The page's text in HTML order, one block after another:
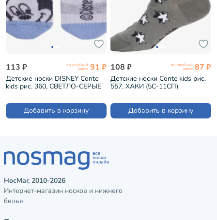
113 ₽ по клубной
карте 91 ₽
Детские носки DISNEY Conte
kids рис. 360, СВЕТЛО-СЕРЫЕ
Добавить в корзину
108 ₽ по клубной
карте 87 ₽
Детские носки Conte kids рис.
557, ХАКИ (5С-11СП)
Добавить в корзину
НосМаг, 2010-2026
Интернет-магазин носков и нижнего
белья